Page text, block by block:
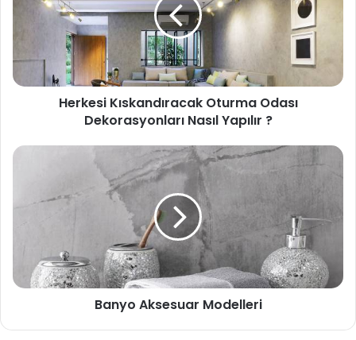
Herkesi Kıskandıracak Oturma Odası
Dekorasyonları Nasıl Yapılır ?
Banyo Aksesuar Modelleri